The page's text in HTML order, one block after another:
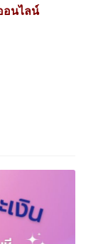
อนไลน์